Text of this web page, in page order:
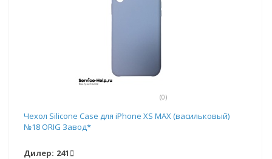
(0)
Чехол Silicone Case для iPhone XS MAX (васильковый)
№18 ORIG Завод*
Дилер: 241